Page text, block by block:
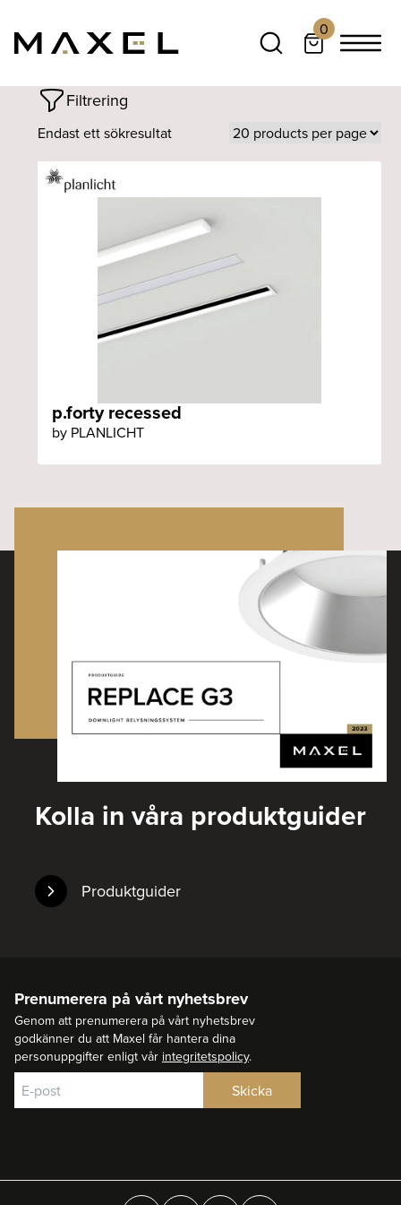
0
Filtrering
Endast ett sökresultat
p.forty recessed
by PLANLICHT
Kolla in våra produktguider
Produktguider
Prenumerera på vårt nyhetsbrev
Genom att prenumerera på vårt nyhetsbrev
godkänner du att Maxel får hantera dina
personuppgifter enligt vår integritetspolicy.